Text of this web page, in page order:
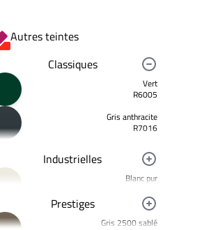
Autres teintes
Classiques
Vert
R6005
Gris anthracite
R7016
Industrielles
Blanc pur
Noir foncé
R9005
Prestiges
Gris 2500 sablé